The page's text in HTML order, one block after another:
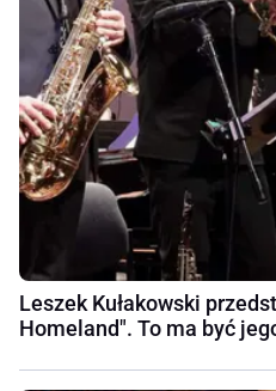
Leszek Kułakowski
Homeland". To ma być